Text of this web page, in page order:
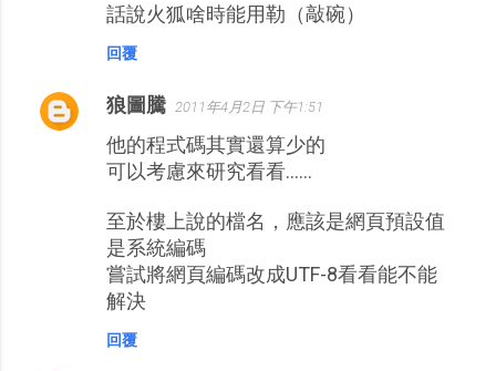
話說火狐啥時能用勒（敲碗）
回覆
狼圖騰 2011年4月2日 下午1:51
他的程式碼其實還算少的
可以考慮來研究看看......
至於樓上說的檔名，應該是網頁預設值
是系統編碼
嘗試將網頁編碼改成UTF-8看看能不能
解決
回覆